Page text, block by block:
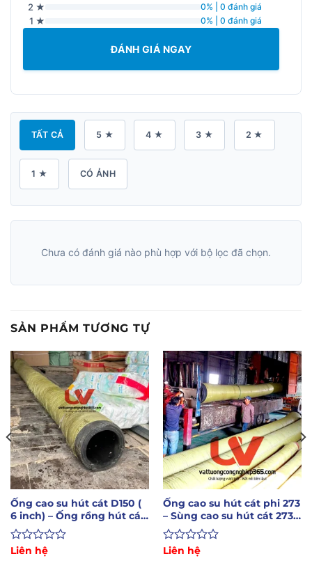
2 ★ 0% | 0 đánh giá
1 ★ 0% | 0 đánh giá
ĐÁNH GIÁ NGAY
TẤT CẢ 5 ★ 4 ★ 3 ★ 2 ★
1 ★ CÓ ẢNH
Chưa có đánh giá nào phù hợp với bộ lọc đã chọn.
SẢN PHẨM TƯƠNG TỰ
Ống cao su hút cát D150 (
6 inch) – Ống rồng hút cát
sỏi phi 150
Được
Liên hệ
Ống cao su hút cát phi 273
– Sùng cao su hút cát 273(
1, 2 kẽm)
Được
Liên hệ